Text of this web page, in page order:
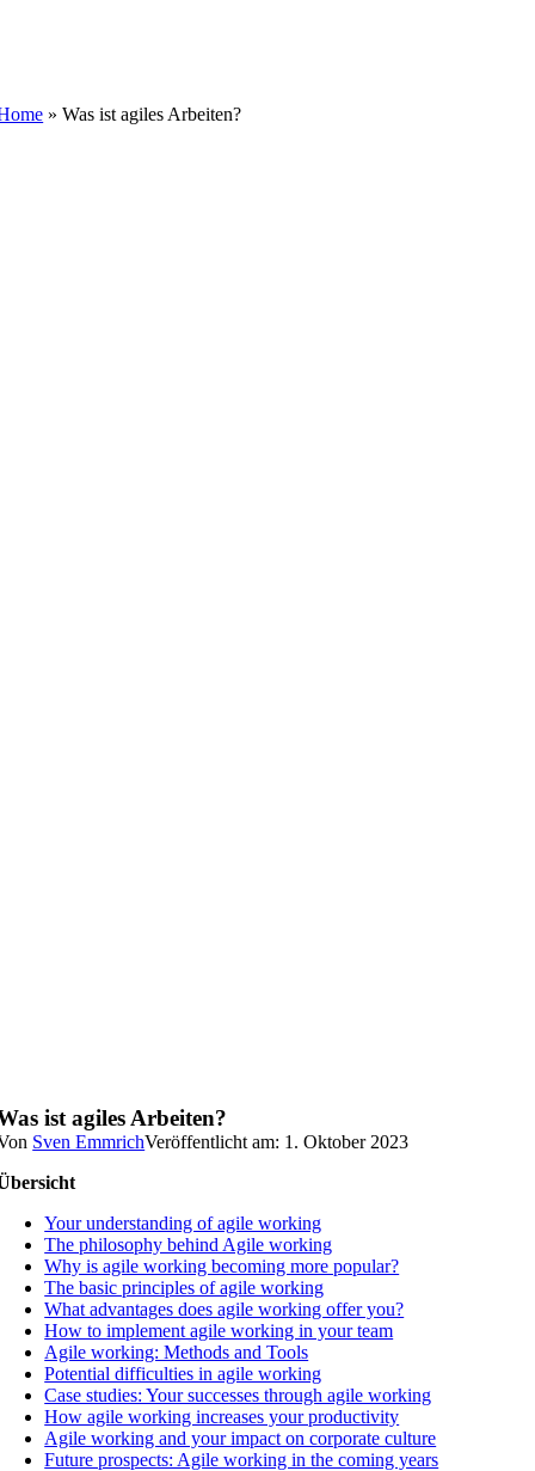
»Was ist agiles Arbeiten?
ist agiles Arbeiten?
Sven EmmrichVeröffentlicht am: 1. Oktober 2023
Your understanding of agile working
The philosophy behind Agile working
Why is agile working becoming more popular?
The basic principles of agile working
What advantages does agile working offer you?
How to implement agile working in your team
Agile working: Methods and Tools
Potential difficulties in agile working
Case studies: Your successes through agile working
How agile working increases your productivity
Agile working and your impact on corporate culture
Future prospects: Agile working in the coming years